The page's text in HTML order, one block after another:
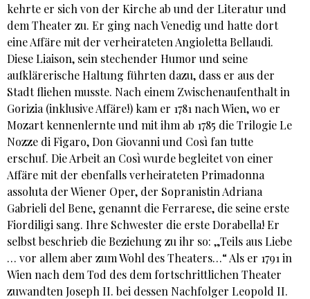
kehrte er sich von der Kirche ab und der Literatur und
dem Theater zu. Er ging nach Venedig und hatte dort
eine Affäre mit der verheirateten Angioletta Bellaudi.
Diese Liaison, sein stechender Humor und seine
aufklärerische Haltung führten dazu, dass er aus der
Stadt fliehen musste. Nach einem Zwischenaufenthalt in
Gorizia (inklusive Affäre!) kam er 1781 nach Wien, wo er
Mozart kennenlernte und mit ihm ab 1785 die Trilogie Le
Nozze di Figaro, Don Giovanni und Così fan tutte
erschuf. Die Arbeit an Così wurde begleitet von einer
Affäre mit der ebenfalls verheirateten Primadonna
assoluta der Wiener Oper, der Sopranistin Adriana
Gabrieli del Bene, genannt die Ferrarese, die seine erste
Fiordiligi sang. Ihre Schwester die erste Dorabella! Er
selbst beschrieb die Beziehung zu ihr so: „Teils aus Liebe
… vor allem aber zum Wohl des Theaters…“ Als er 1791 in
Wien nach dem Tod des dem fortschrittlichen Theater
zuwandten Joseph II. bei dessen Nachfolger Leopold II.